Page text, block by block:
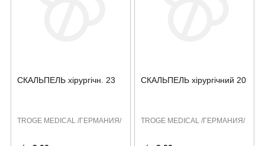
СКАЛЬПЕЛЬ хірургічн. 23
TROGE MEDICAL /ГЕРМАНИЯ/
СКАЛЬПЕЛЬ хірургічний 20
TROGE MEDICAL /ГЕРМАНИЯ/